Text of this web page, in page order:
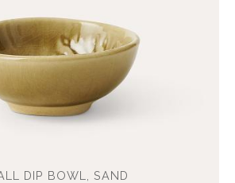
DIP BOWL, SAND